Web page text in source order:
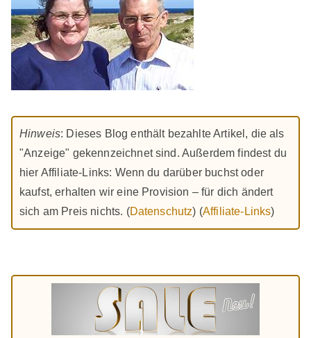
Hinweis: Dieses Blog enthält bezahlte Artikel, die als
"Anzeige" gekennzeichnet sind. Außerdem findest du
hier Affiliate-Links: Wenn du darüber buchst oder
kaufst, erhalten wir eine Provision – für dich ändert
sich am Preis nichts. (Datenschutz) (Affiliate-Links)